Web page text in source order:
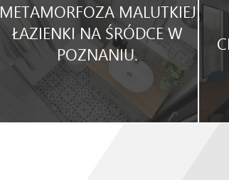
METAMORFOZA MALUTKIEJ
ŁAZIENKI NA ŚRÓDCE W
POZNANIU.